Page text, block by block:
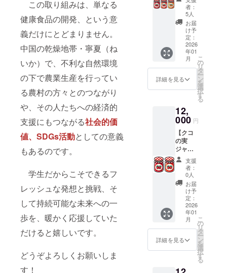
この取り組みは、単なる
健康食品の開発、という意
義だけにとどまりません。
中国の乾燥地帯・寧夏（ね
いか）で、不利な自然環境
の下で農業生産を行ってい
る農村の方々とのつながり
や、その人たちへの経済的
支援にもつながる社会的価
値、SDGs活動としての意義
もあるのです。
学生だからこそできるフ
レッシュな発想と挑戦、そ
して持続可能な未来への一
歩を、暖かく応援していた
だけると嬉しいです。
どうぞよろしくお願いしま
す！
香料 な
お、ク
コの実
ジャム
です
が、既
に一定
数の在
るため
にリ
履行さ
れま
す。ご
安心く
ださ
い。
原産
地：中
国、そ
の他 ・
果実
（ラズ
リー、
イチ
ゴ、ブ
つ）、
砂糖
（国内
製
造）、
クコの
実、は
ちみ
つ、レ
モン、
寒天、
香料 な
お、ク
コの実
ジャム
が、既
に一定
たしま
す。 ・
クーポ
ンにつ
て・・
・クコ
の実研
究所の
EC販売
年3月予
定）さ
に、こ
のクー
ポンを
使って
2000円
相当の
買い物
に利用
できま
す。サ
イトの
開設が
遅れた
場合、
個】 ク
コベ
リー
ジャム
１個、
クコレ
モン
ジャム
１個、
クコミ
ルク
郵送い
たしま
す。 ・
サイ
ズ：
35mm
X
25mm
・重
量：内
容量 約
140g ・
保存方
法：開
封後
は、冷
暗所に
消費期
者：
5人
お届
け予
定：
2026
年01
月
詳細を見る
こ
の
リ
タ
ー
ン
を
選
択
す
る
12,
000 円
【クコ
の実
ジャ
ム・
クーポ
ン１枚
＋ クコ
の実
ジャム
２個】
クコの
実ジャ
ム・
クーポ
ン
１枚
支援
者：
0人
お届
け予
定：
2026
年01
月
詳細を見る
こ
の
リ
タ
ー
ン
を
選
択
す
る